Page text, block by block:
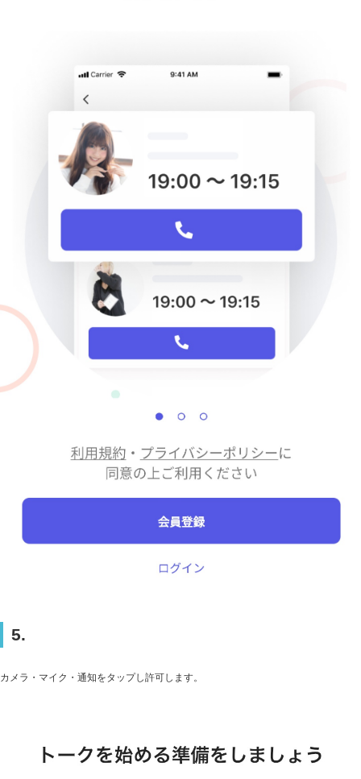
5.
カメラ・マイク・通知をタップし許可します。